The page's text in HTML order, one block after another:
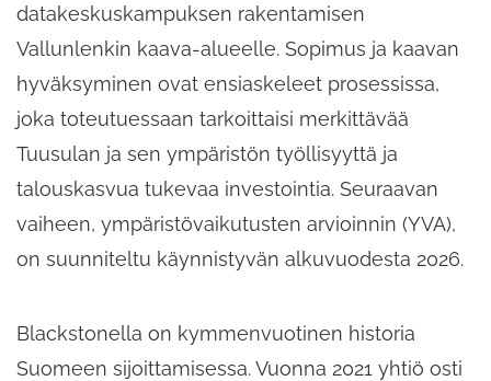
datakeskuskampuksen rakentamisen
Vallunlenkin kaava-alueelle. Sopimus ja kaavan
hyväksyminen ovat ensiaskeleet prosessissa,
joka toteutuessaan tarkoittaisi merkittävää
Tuusulan ja sen ympäristön työllisyyttä ja
talouskasvua tukevaa investointia. Seuraavan
vaiheen, ympäristövaikutusten arvioinnin (YVA),
on suunniteltu käynnistyvän alkuvuodesta 2026.
Blackstonella on kymmenvuotinen historia
Suomeen sijoittamisessa. Vuonna 2021 yhtiö osti